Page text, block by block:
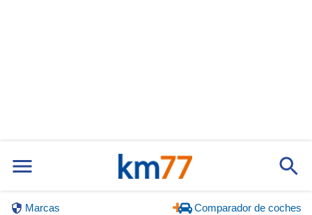
Marcas Comparador de coches